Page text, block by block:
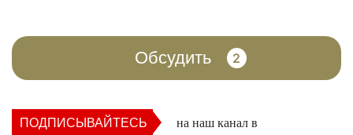
Обсудить 2
ПОДПИСЫВАЙТЕСЬ на наш канал в